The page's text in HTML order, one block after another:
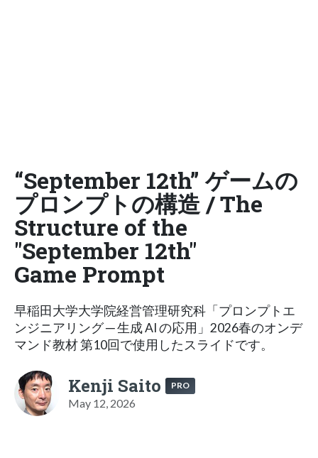
“September 12th” ゲームの
プロンプトの構造 / The
Structure of the
"September 12th"
Game Prompt
早稲田大学大学院経営管理研究科「プロンプトエ
ンジニアリング ─ 生成 AI の応用」2026春のオンデ
マンド教材 第10回で使用したスライドです。
Kenji Saito PRO
May 12, 2026